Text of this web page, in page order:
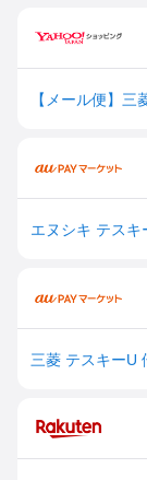
エヌシキ テスキ